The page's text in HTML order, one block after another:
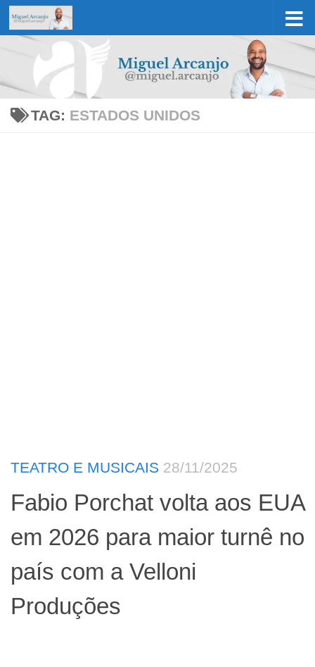
Skip to content
TAG: ESTADOS UNIDOS
TEATRO E MUSICAIS 28/11/2025
Fabio Porchat volta aos EUA
em 2026 para maior turnê no
país com a Velloni
Produções